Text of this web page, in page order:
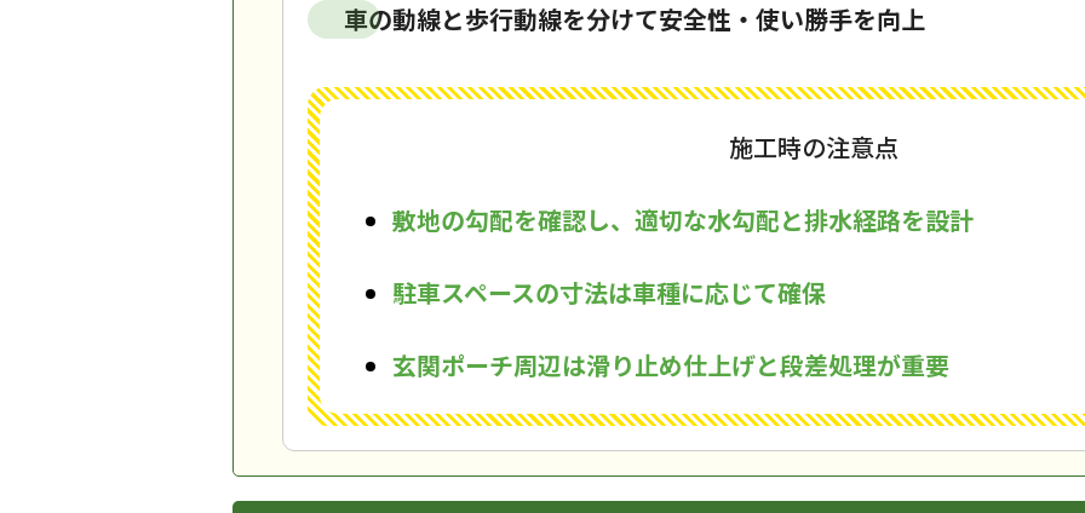
車の動線と歩行動線を分けて安全性・使い勝手を向上
施工時の注意点
敷地の勾配を確認し、適切な水勾配と排水経路を設計
駐車スペースの寸法は車種に応じて確保
玄関ポーチ周辺は滑り止め仕上げと段差処理が重要